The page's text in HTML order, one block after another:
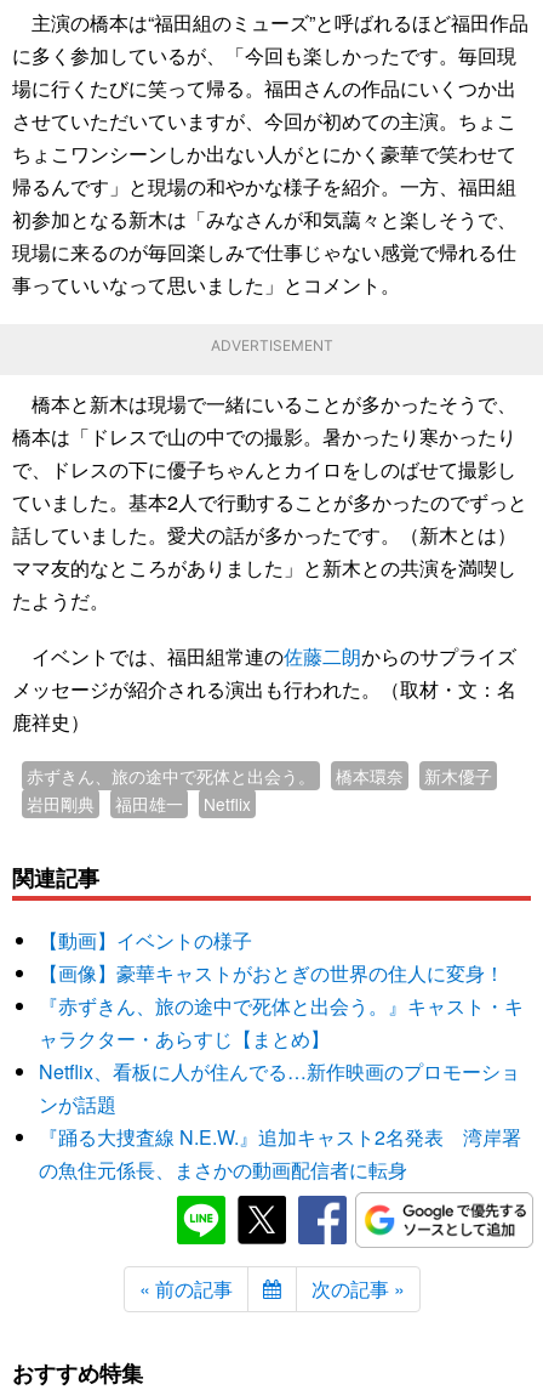
主演の橋本は“福田組のミューズ”と呼ばれるほど福田作品
に多く参加しているが、「今回も楽しかったです。毎回現
場に行くたびに笑って帰る。福田さんの作品にいくつか出
させていただいていますが、今回が初めての主演。ちょこ
ちょこワンシーンしか出ない人がとにかく豪華で笑わせて
帰るんです」と現場の和やかな様子を紹介。一方、福田組
初参加となる新木は「みなさんが和気藹々と楽しそうで、
現場に来るのが毎回楽しみで仕事じゃない感覚で帰れる仕
事っていいなって思いました」とコメント。
ADVERTISEMENT
橋本と新木は現場で一緒にいることが多かったそうで、
橋本は「ドレスで山の中での撮影。暑かったり寒かったり
で、ドレスの下に優子ちゃんとカイロをしのばせて撮影し
ていました。基本2人で行動することが多かったのでずっと
話していました。愛犬の話が多かったです。（新木とは）
ママ友的なところがありました」と新木との共演を満喫し
たようだ。
イベントでは、福田組常連の佐藤二朗からのサプライズ
メッセージが紹介される演出も行われた。（取材・文：名
鹿祥史）
赤ずきん、旅の途中で死体と出会う。 橋本環奈
新木優子
岩田剛典
福田雄一 Netflix
関連記事
【動画】イベントの様子
【画像】豪華キャストがおとぎの世界の住人に変身！
『赤ずきん、旅の途中で死体と出会う。』キャスト・キ
ャラクター・あらすじ【まとめ】
Netflix、看板に人が住んでる…新作映画のプロモーショ
ンが話題
『踊る大捜査線 N.E.W.』追加キャスト2名発表 湾岸署
の魚住元係長、まさかの動画配信者に転身
« 前の記事 次の記事 »
おすすめ特集